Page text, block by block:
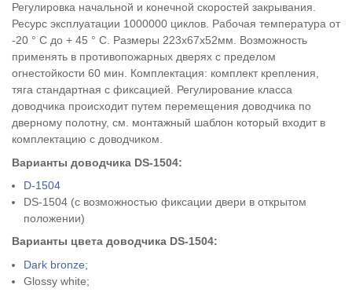
Регулировка начальной и конечной скоростей закрывания.
Ресурс эксплуатации 1000000 циклов. Рабочая температура от
-20 ° С до + 45 ° С. Размеры 223х67х52мм. Возможность
применять в противопожарных дверях с пределом
огнестойкости 60 мин. Комплектация: комплект крепления,
тяга стандартная с фиксацией. Регулирование класса
доводчика происходит путем перемещения доводчика по
дверному полотну, см. монтажный шаблон который входит в
комплектацию с доводчиком.
Варианты доводчика DS-1504:
D-1504
DS-1504 (с возможностью фиксации двери в открытом
положении)
Варианты цвета доводчика DS-1504:
Dark bronze;
Glossy white;